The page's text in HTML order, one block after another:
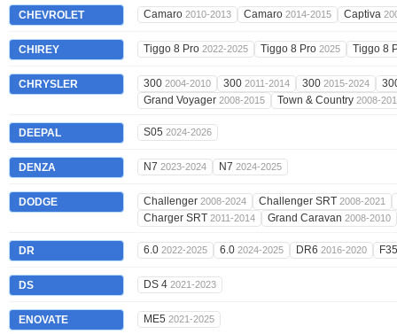
CHEVROLET Camaro 2010-2013 Camaro 2014-2015 Captiva
CHIREY Tiggo 8 Pro 2022-2025 Tiggo 8 Pro 2025 Tiggo 8
CHRYSLER 300 2004-2010 300 2011-2014 300 2015-2024
Grand Voyager 2008-2015 Town & Country 2008-
DEEPAL S05 2024-2026
DENZA N7 2023-2024 N7 2024-2025
DODGE Challenger 2008-2024 Challenger SRT 2008-2021
Charger SRT 2011-2014 Grand Caravan 2008-2010
DR 6.0 2022-2025 6.0 2024-2025 DR6 2016-2020
DS DS 4 2021-2023
ENOVATE ME5 2021-2025